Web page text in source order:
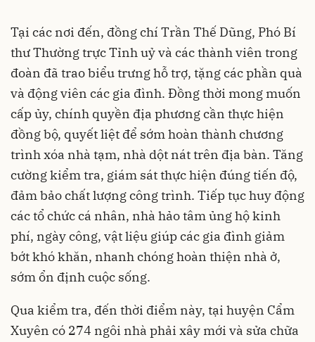
Tại các nơi đến, đồng chí Trần Thế Dũng, Phó Bí
thư Thường trực Tỉnh uỷ và các thành viên trong
đoàn đã trao biểu trưng hỗ trợ, tặng các phần quà
và động viên các gia đình. Đồng thời mong muốn
cấp ủy, chính quyền địa phương cần thực hiện
đồng bộ, quyết liệt để sớm hoàn thành chương
trình xóa nhà tạm, nhà dột nát trên địa bàn. Tăng
cường kiểm tra, giám sát thực hiện đúng tiến độ,
đảm bảo chất lượng công trình. Tiếp tục huy động
các tổ chức cá nhân, nhà hảo tâm ủng hộ kinh
phí, ngày công, vật liệu giúp các gia đình giảm
bớt khó khăn, nhanh chóng hoàn thiện nhà ở,
sớm ổn định cuộc sống.
Qua kiểm tra, đến thời điểm này, tại huyện Cẩm
Xuyên có 274 ngôi nhà phải xây mới và sửa chữa